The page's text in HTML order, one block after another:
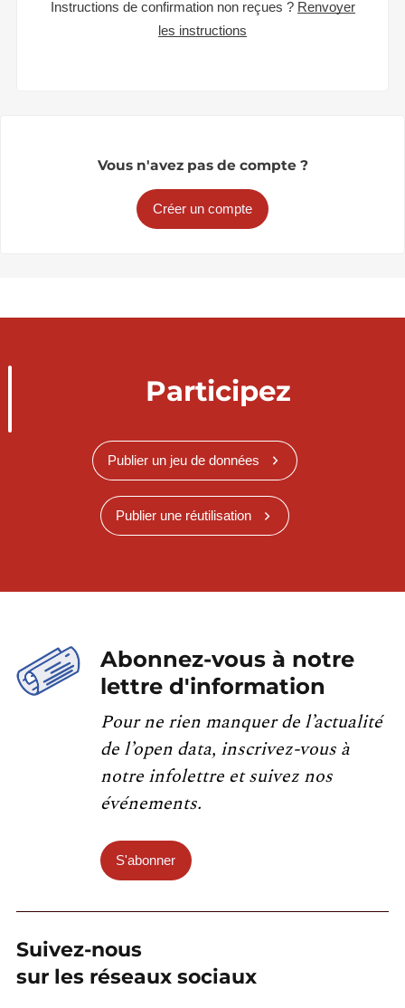
Instructions de confirmation non reçues ? Renvoyer
les instructions
Vous n'avez pas de compte ?
Créer un compte
Participez
Publier un jeu de données
Publier une réutilisation
Abonnez-vous à notre
lettre d'information
Pour ne rien manquer de l’actualité
de l’open data, inscrivez-vous à
notre infolettre et suivez nos
événements.
S'abonner
Suivez-nous
sur les réseaux sociaux